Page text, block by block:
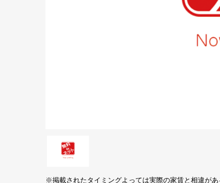
※掲載されたタイミングよっては実際の家賃と相違があ